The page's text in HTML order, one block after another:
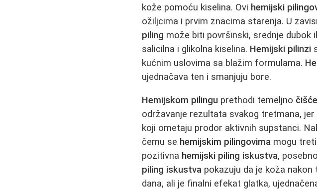
kože pomoću kiselina. Ovi hemijski
ožiljcima i prvim znacima starenja. U
piling može biti površinski, srednje dubok
salicilna i glikolna kiselina. Hemijski pilinzi
kućnim uslovima sa blažim formulama.
ujednačava ten i smanjuju bore.
Hemijskom pilingu prethodi temeljno
održavanje rezultata svakog tretmana, jer
koji ometaju prodor aktivnih supstanci.
čemu se hemijskim pilingovima mogu
pozitivna hemijski piling iskustva,
piling iskustva pokazuju da je koža
dana, ali je finalni efekat glatka,